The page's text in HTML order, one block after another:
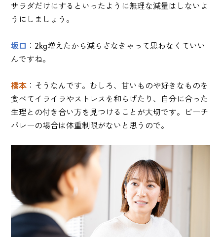
サラダだけにするといったように無理な減量はしないよ
うにしましょう。
坂口 ：2kg増えたから減らさなきゃって思わなくていい
んですね。
橋本 ：そうなんです。むしろ、甘いものや好きなものを
食べてイライラやストレスを和らげたり、自分に合った
生理との付き合い方を見つけることが大切です。ビーチ
バレーの場合は体重制限がないと思うので。